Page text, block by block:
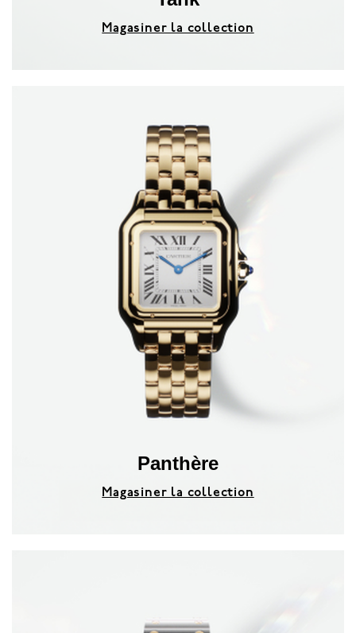
Magasiner la collection
Panthère
Magasiner la collection